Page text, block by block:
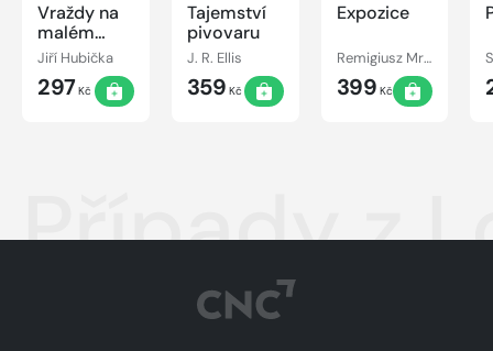
Vraždy na
malém
městě -
Případy
Dany
Králíčkové
Jiří Hubička
297Kč
Tajemství
pivovaru
J. R. Ellis
359 Kč
Expozice
Remigiusz Mróz
399 Kč
Případy z